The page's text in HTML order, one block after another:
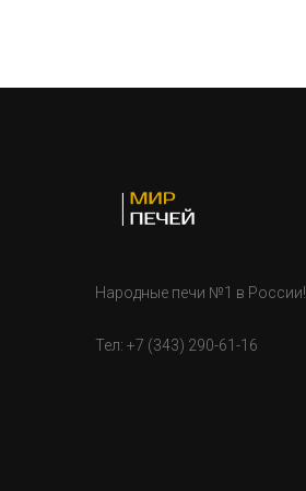
Народные печи №1 в России!
Тел: +7 (343) 290-61-16